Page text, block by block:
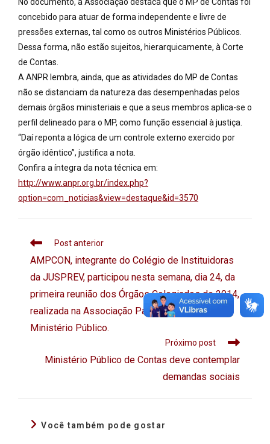
concebido para atuar de forma independente e livre de
pressões externas, tal como os outros Ministérios Públicos.
Dessa forma, não estão sujeitos, hierarquicamente, à Corte
de Contas.
A ANPR lembra, ainda, que as atividades do MP de Contas
não se distanciam da natureza das desempenhadas pelos
demais órgãos ministeriais e que a seus membros aplica-se o
perfil delineado para o MP, como função essencial à justiça.
“Daí reponta a lógica de um controle externo exercido por
órgão idêntico”, justifica a nota.
Confira a íntegra da nota técnica em:
http://www.anpr.org.br/index.php?
option=com_noticias&view=destaque&id=3570
Post anterior
AMPCON, integrante do Colégio de Instituidoras
da JUSPREV, participou nesta semana, dia 24, da
primeira reunião dos Órgãos Colegiados de 2014,
realizada na Associação Paranaense do
Ministério Público.
Próximo post
Ministério Público de Contas deve contemplar
demandas sociais
Você também pode gostar